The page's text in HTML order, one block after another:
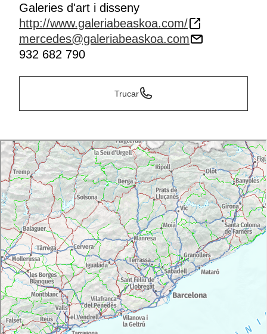
Galeries d'art i disseny
http://www.galeriabeaskoa.com/
mercedes@galeriabeaskoa.com
932 682 790
Trucar